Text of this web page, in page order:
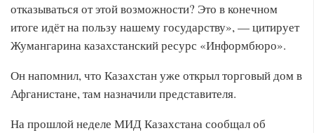
отказываться от этой возможности? Это в конечном
итоге идёт на пользу нашему государству», — цитирует
Жумангарина казахстанский ресурс «Информбюро».
Он напомнил, что Казахстан уже открыл торговый дом в
Афганистане, там назначили представителя.
На прошлой неделе МИД Казахстана сообщал об